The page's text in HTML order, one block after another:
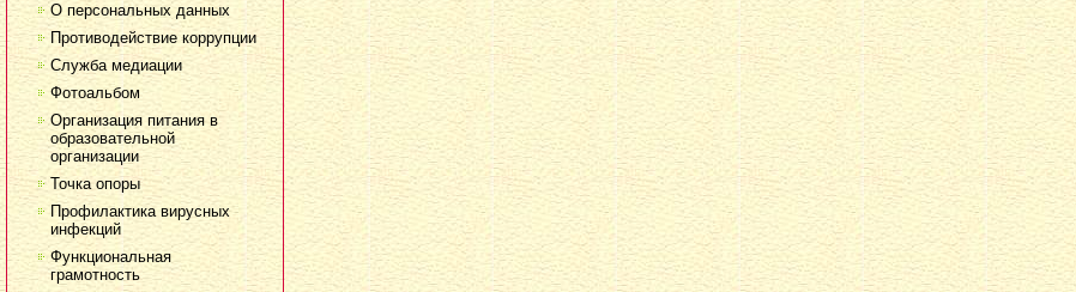
О персональных данных
Противодействие коррупции
Служба медиации
Фотоальбом
Организация питания в
образовательной
организации
Точка опоры
Профилактика вирусных
инфекций
Функциональная
грамотность